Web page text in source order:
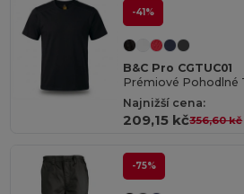
-41%
B&C Pro CGTUC01
Najnižší cena:
209,15 kč356,60 kč
-75%